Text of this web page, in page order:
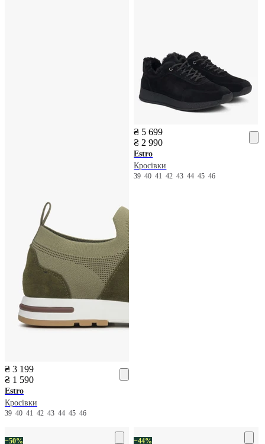
₴ 3 199
₴ 1 590
Estro
Кросівки
39 40 41 42 43 44 45 46
₴ 5 699
₴ 2 990
Estro
Кросівки
3940414243444546
−50% −44%